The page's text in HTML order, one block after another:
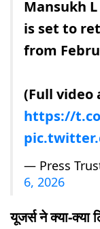
Mansukh
is set to
from
(Full video
https://
— Press
6, 2026
यूजर्स ने क्या-क्या